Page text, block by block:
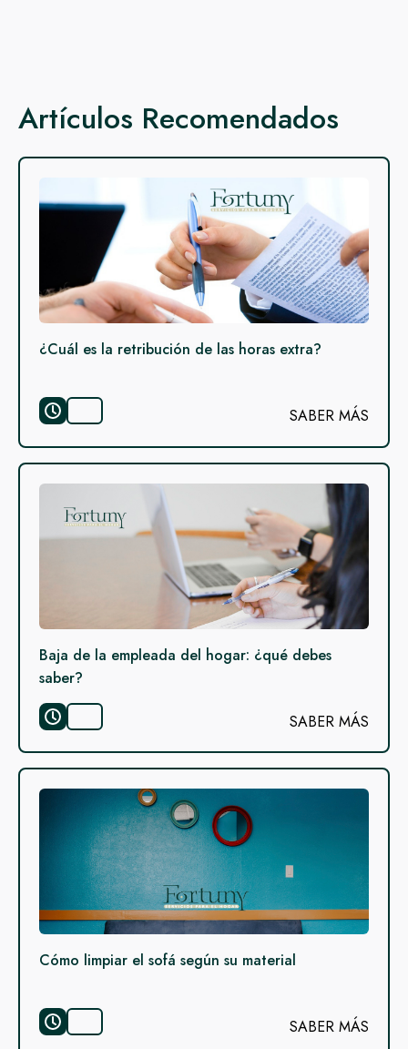
Artículos Recomendados
¿Cuál es la retribución de las horas extra?
SABER MÁS
Baja de la empleada del hogar: ¿qué debes
saber?
SABER MÁS
Cómo limpiar el sofá según su material
SABER MÁS